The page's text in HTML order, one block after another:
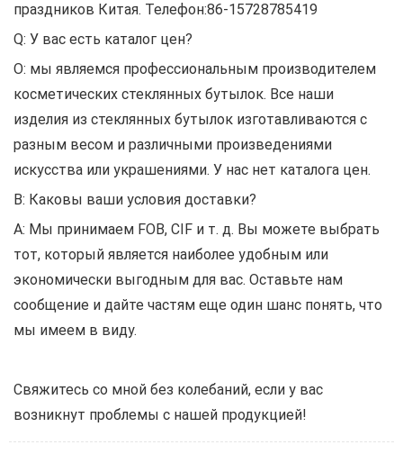
праздников Китая. Телефон:86-15728785419
Q: У вас есть каталог цен?
О: мы являемся профессиональным производителем
косметических стеклянных бутылок. Все наши
изделия из стеклянных бутылок изготавливаются с
разным весом и различными произведениями
искусства или украшениями. У нас нет каталога цен.
В: Каковы ваши условия доставки?
A: Мы принимаем FOB, CIF и т. д. Вы можете выбрать
тот, который является наиболее удобным или
экономически выгодным для вас. Оставьте нам
сообщение и дайте частям еще один шанс понять, что
мы имеем в виду.
Свяжитесь со мной без колебаний, если у вас
возникнут проблемы с нашей продукцией!